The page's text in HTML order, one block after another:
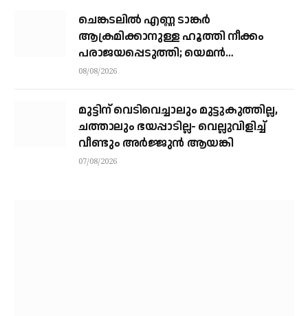
ചെങ്കടലില്‍ എണ്ണ ടാങ്കര്‍
ആക്രമിക്കാനുള്ള ഹൂത്തി നീക്കം
പരാജയപ്പെടുത്തി; യെമൻ
സംഘർഷത്തിലേക്ക് നീങ്ങുന്നുവെന്ന്
08/08/2026
മുട്ടിന് വെടിവെച്ചാലും മുട്ടുകുത്തില്ല,
ചത്താലും ഭയപ്പാടില്ല- വെല്ലുവിളിച്ച്
വീണ്ടും അർജ്ജുൻ ആയങ്കി
07/08/2026